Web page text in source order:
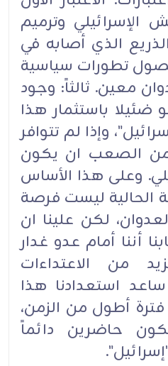
وترميم
الذي أصابه في
تطورات سياسية
معين. ثالثاً: وجود
ضئيلا باستثمار هذا
وإذا لم تتوافر
الصعب ان يكون
وعلى هذا الأساس
الحالية ليست فرصة
لكن علينا ان
أننا أمام عدو غدار
من الاعتداءات
ساعد استعدادنا هذا
أطول من الزمن،
حاضرين دائماً